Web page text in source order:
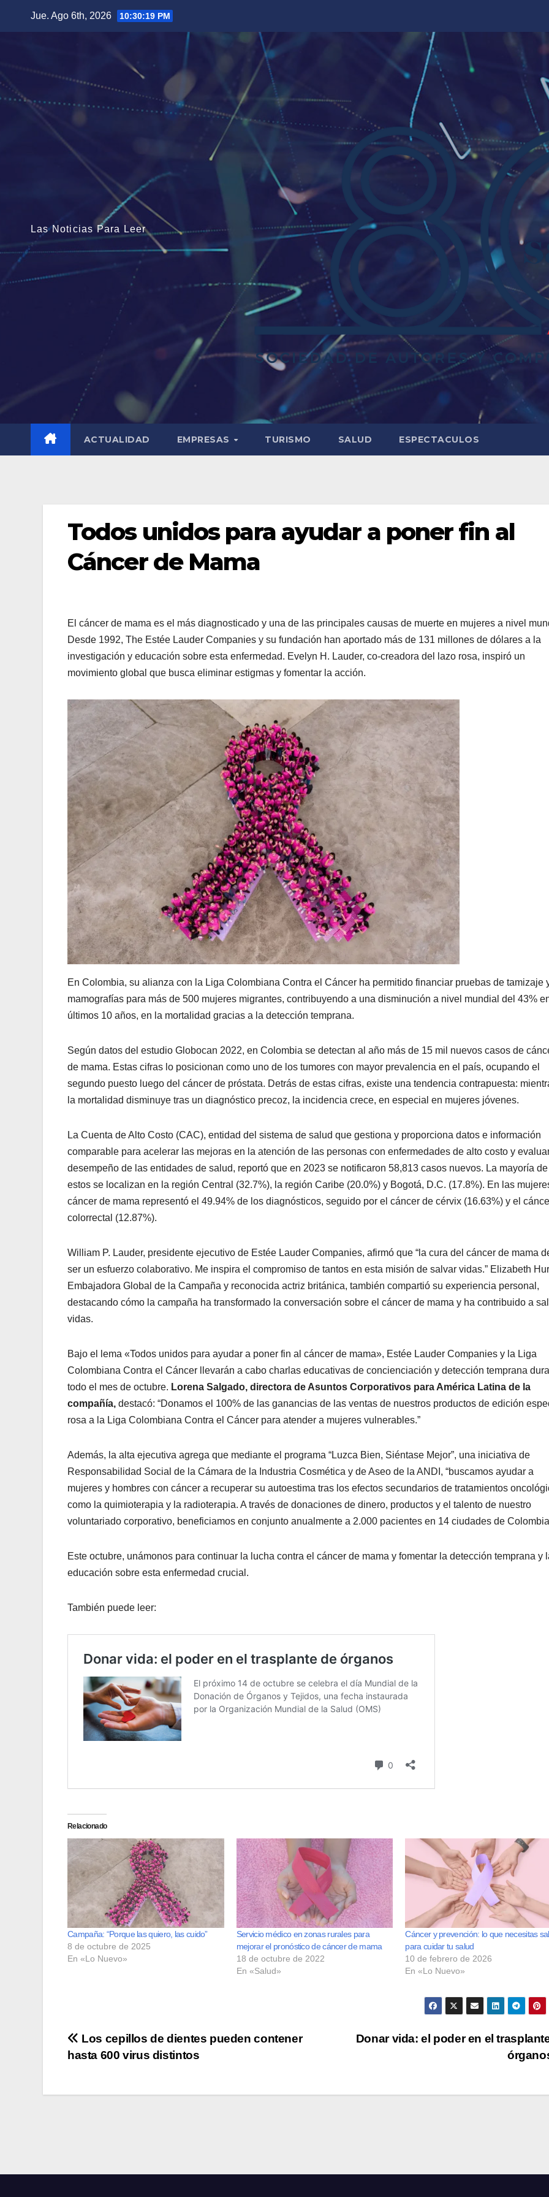
Jue. Ago 6th, 2026 10:30:21 PM
Las Noticias Para Leer
ACTUALIDAD EMPRESAS TURISMO SALUD ESPECTACULOS
Todos unidos para ayudar a poner fin al
Cáncer de Mama
El cáncer de mama es el más diagnosticado y una de las principales causas de muerte en mujeres a nivel
Desde 1992, The Estée Lauder Companies y su fundación han aportado más de 131 millones de dólares a la
investigación y educación sobre esta enfermedad. Evelyn H. Lauder, co-creadora del lazo rosa, inspiró un
movimiento global que busca eliminar estigmas y fomentar la acción.
En Colombia, su alianza con la Liga Colombiana Contra el Cáncer ha permitido financiar pruebas de tamizaje
mamografías para más de 500 mujeres migrantes, contribuyendo a una disminución a nivel mundial del 43%
últimos 10 años, en la mortalidad gracias a la detección temprana.
Según datos del estudio Globocan 2022, en Colombia se detectan al año más de 15 mil nuevos casos de
de mama. Estas cifras lo posicionan como uno de los tumores con mayor prevalencia en el país, ocupando el
segundo puesto luego del cáncer de próstata. Detrás de estas cifras, existe una tendencia contrapuesta:
la mortalidad disminuye tras un diagnóstico precoz, la incidencia crece, en especial en mujeres jóvenes.
La Cuenta de Alto Costo (CAC), entidad del sistema de salud que gestiona y proporciona datos e información
comparable para acelerar las mejoras en la atención de las personas con enfermedades de alto costo y
desempeño de las entidades de salud, reportó que en 2023 se notificaron 58,813 casos nuevos. La mayoría de
estos se localizan en la región Central (32.7%), la región Caribe (20.0%) y Bogotá, D.C. (17.8%). En las
cáncer de mama representó el 49.94% de los diagnósticos, seguido por el cáncer de cérvix (16.63%) y el
colorrectal (12.87%).
William P. Lauder, presidente ejecutivo de Estée Lauder Companies, afirmó que “la cura del cáncer de mama
ser un esfuerzo colaborativo. Me inspira el compromiso de tantos en esta misión de salvar vidas.” Elizabeth
Embajadora Global de la Campaña y reconocida actriz británica, también compartió su experiencia personal,
destacando cómo la campaña ha transformado la conversación sobre el cáncer de mama y ha contribuido a
vidas.
Bajo el lema «Todos unidos para ayudar a poner fin al cáncer de mama», Estée Lauder Companies y la Liga
Colombiana Contra el Cáncer llevarán a cabo charlas educativas de concienciación y detección temprana
todo el mes de octubre. Lorena Salgado, directora de Asuntos Corporativos para América Latina de la
compañía, destacó: “Donamos el 100% de las ganancias de las ventas de nuestros productos de edición
rosa a la Liga Colombiana Contra el Cáncer para atender a mujeres vulnerables.”
Además, la alta ejecutiva agrega que mediante el programa “Luzca Bien, Siéntase Mejor”, una iniciativa de
Responsabilidad Social de la Cámara de la Industria Cosmética y de Aseo de la ANDI, “buscamos ayudar a
mujeres y hombres con cáncer a recuperar su autoestima tras los efectos secundarios de tratamientos
como la quimioterapia y la radioterapia. A través de donaciones de dinero, productos y el talento de nuestro
voluntariado corporativo, beneficiamos en conjunto anualmente a 2.000 pacientes en 14 ciudades de
Este octubre, unámonos para continuar la lucha contra el cáncer de mama y fomentar la detección temprana y
educación sobre esta enfermedad crucial.
También puede leer:
Relacionado
Campaña: “Porque las quiero, las cuido”
8 de octubre de 2025
En «Lo Nuevo»
Servicio médico en zonas rurales para
mejorar el pronóstico de cáncer de mama
18 de octubre de 2022
En «Salud»
Cáncer y prevención: lo que necesitas
para cuidar tu salud
10 de febrero de 2026
En «Lo Nuevo»
Navegación
entradas
Donar vida: el poder en el
Los cepillos de dientes pueden contener
hasta 600 virus distintos